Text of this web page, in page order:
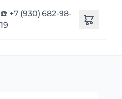
☎️ +7 (930) 682-98-
19